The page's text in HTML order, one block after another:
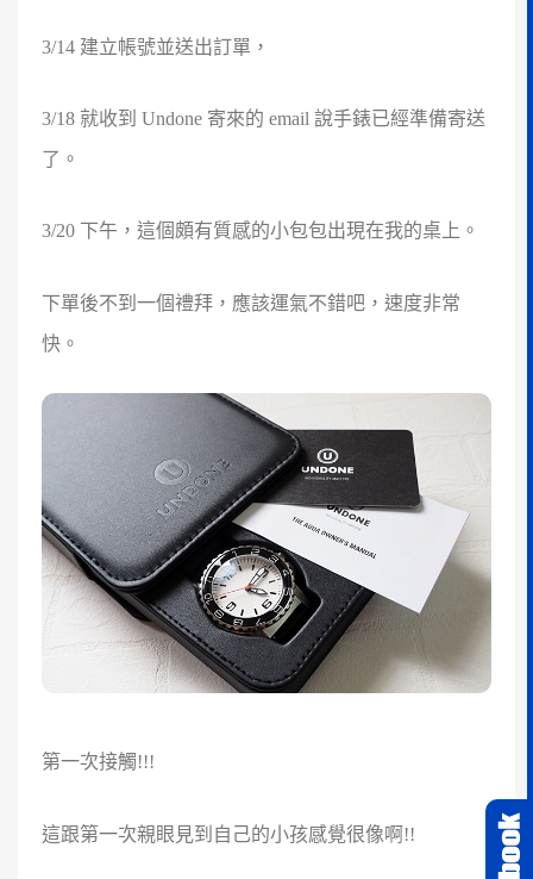
3/14 建立帳號並送出訂單，
3/18 就收到 Undone 寄來的 email 說手錶已經準備寄送
了。
3/20 下午，這個頗有質感的小包包出現在我的桌上。
下單後不到一個禮拜，應該運氣不錯吧，速度非常
快。
第一次接觸!!!
這跟第一次親眼見到自己的小孩感覺很像啊!!